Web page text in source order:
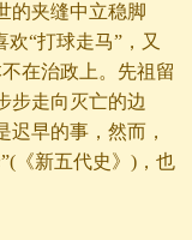
的夹缝中立稳脚
“打球走马”，又
在治政上。先祖留
步走向灭亡的边
早的事，然而，
《新五代史》)，也